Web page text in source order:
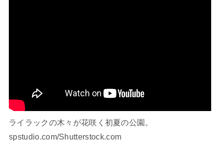
ライラックの木々が花咲く初夏の公園。
spstudio.com/Shutterstock.com